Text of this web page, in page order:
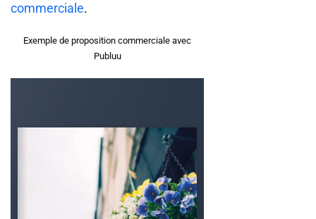
commerciale.
Exemple de proposition commerciale avec
Publuu